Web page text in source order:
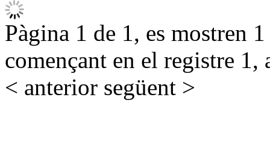
Pàgina 1 de 1, es mostren
començant en el registre 1,
< anterior següent >